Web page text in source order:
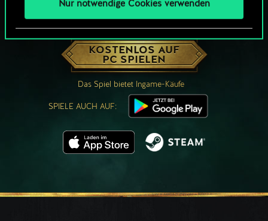
Nur notwendige Cookies verwenden
WIE WÄR’S MIT EINER RUNDE GWENT?
KOSTENLOS AUF
PC SPIELEN
Das Spiel bietet Ingame-Käufe
SPIELE AUCH AUF: